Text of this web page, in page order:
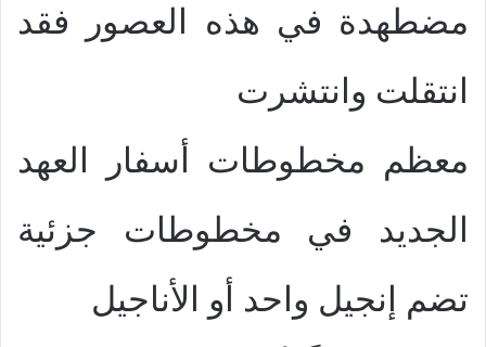
مضطهدة في هذه العصور فقد
انتقلت وانتشرت
معظم مخطوطات أسفار العهد
الجديد في مخطوطات جزئية
تضم إنجيل واحد أو الأناجيل